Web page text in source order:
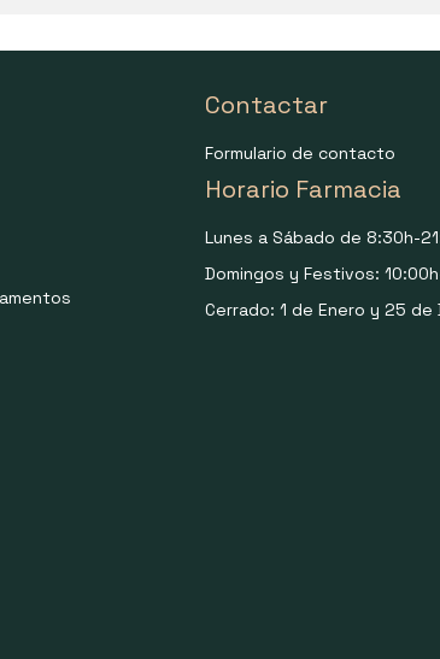
Contactar
Formulario de contacto
Horario Farmacia
Lunes a Sábado de 8:30h-
Domingos y Festivos:
Cerrado: 1 de Enero y 25 de